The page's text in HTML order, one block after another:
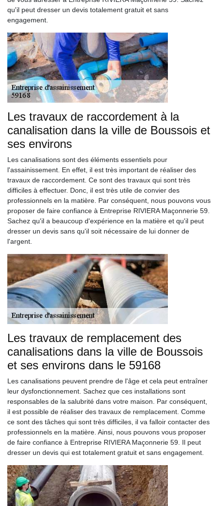
qu'il peut dresser un devis totalement gratuit et sans
engagement.
Les travaux de raccordement à la
canalisation dans la ville de Boussois et
ses environs
Les canalisations sont des éléments essentiels pour
l'assainissement. En effet, il est très important de réaliser des
travaux de raccordement. Ce sont des travaux qui sont très
difficiles à effectuer. Donc, il est très utile de convier des
professionnels en la matière. Par conséquent, nous pouvons vous
proposer de faire confiance à Entreprise RIVIERA Maçonnerie 59.
Sachez qu'il a beaucoup d'expérience en la matière et qu'il peut
dresser un devis sans qu'il soit nécessaire de lui donner de
l'argent.
Les travaux de remplacement des
canalisations dans la ville de Boussois
et ses environs dans le 59168
Les canalisations peuvent prendre de l'âge et cela peut entraîner
leur dysfonctionnement. Sachez que ces installations sont
responsables de la salubrité dans votre maison. Par conséquent,
il est possible de réaliser des travaux de remplacement. Comme
ce sont des tâches qui sont très difficiles, il va falloir contacter des
professionnels en la matière. Ainsi, nous pouvons vous proposer
de faire confiance à Entreprise RIVIERA Maçonnerie 59. Il peut
dresser un devis qui est totalement gratuit et sans engagement.